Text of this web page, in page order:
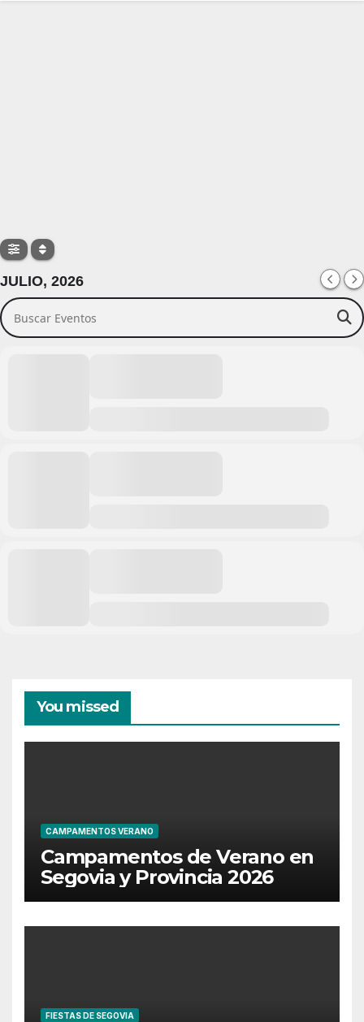
JULIO, 2026
Buscar Eventos
You missed
CAMPAMENTOS VERANO
Campamentos de Verano en
Segovia y Provincia 2026
FIESTAS DE SEGOVIA